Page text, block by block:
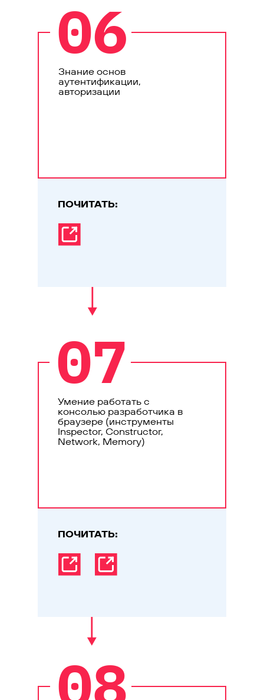
06
Знание основ
аутентификации,
авторизации
ПОЧИТАТЬ:
07
Умение работать с
консолью разработчика в
браузере (инструменты
Inspector, Constructor,
Network, Memory)
ПОЧИТАТЬ: